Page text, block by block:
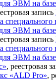
ЭВМ на
запись
специального
ЭВМ на
запись
специального
ЭВМ на
, реестровая
«ALD Pro»,